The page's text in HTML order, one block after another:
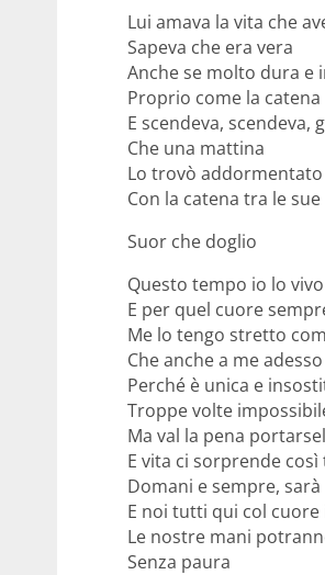
Lui amava la vita che
Sapeva che era vera
Anche se molto dura e
Proprio come la
E scendeva, scendeva,
Che una mattina
Lo trovò
Con la catena tra le
Suor che doglio
Questo tempo io lo
E per quel cuore
Me lo tengo stretto
Che anche a me
Perché è unica e
Troppe volte
Ma val la pena
E vita ci sorprende
Domani e sempre,
E noi tutti qui col cuore
Le nostre mani
Senza paura